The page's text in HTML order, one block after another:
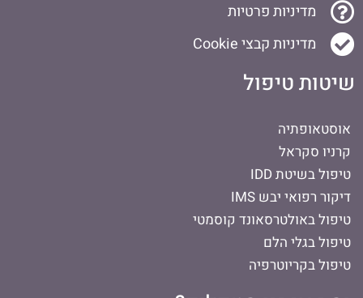
מדיניות פרטיות
מדיניות קבצי Cookie
שיטות טיפול
אוסטאופתיה
קרניו סקראל
טיפול בשיטת IDD
דיקור רפואי יבש IMS
טיפול באולטרסאונד קוסמטי
טיפול בגלי הלם
טיפול בקריוטרפיה